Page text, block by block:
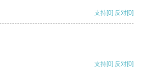
支持[0] 反对[0]
支持[0] 反对[0]